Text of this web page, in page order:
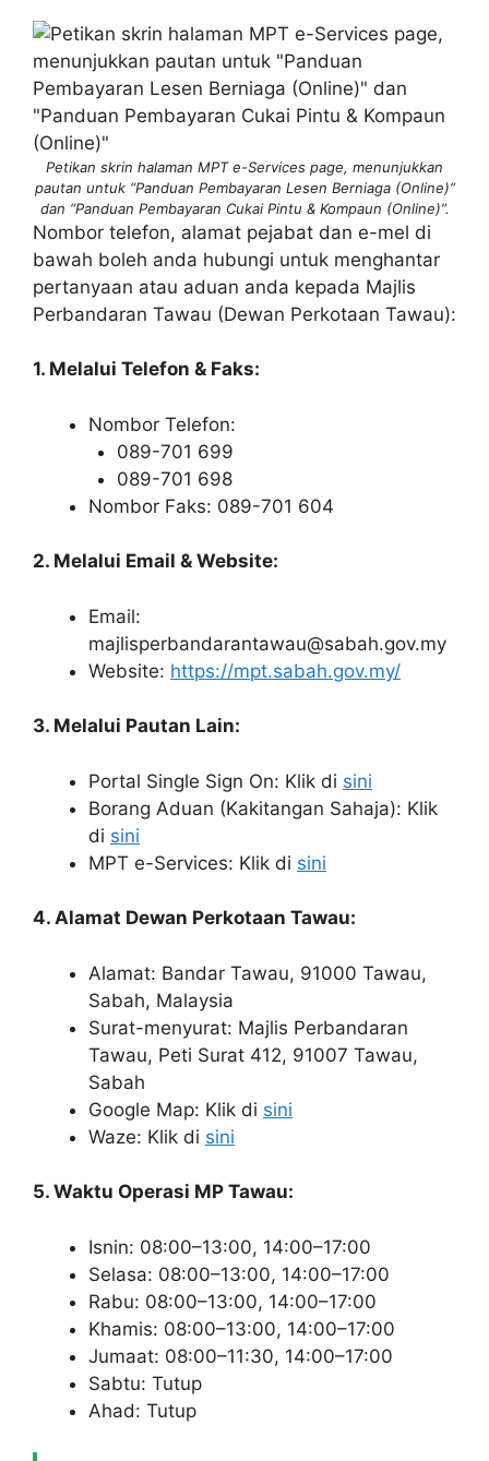
Petikan skrin halaman MPT e-Services page, menunjukkan
pautan untuk “Panduan Pembayaran Lesen Berniaga (Online)”
dan “Panduan Pembayaran Cukai Pintu & Kompaun (Online)”.
Nombor telefon, alamat pejabat dan e-mel di
bawah boleh anda hubungi untuk menghantar
pertanyaan atau aduan anda kepada Majlis
Perbandaran Tawau (Dewan Perkotaan Tawau):
1. Melalui Telefon & Faks:
Nombor Telefon:
089-701 699
089-701 698
Nombor Faks: 089-701 604
2. Melalui Email & Website:
Email:
majlisperbandarantawau@sabah.gov.my
Website: https://mpt.sabah.gov.my/
3. Melalui Pautan Lain:
Portal Single Sign On: Klik di sini
Borang Aduan (Kakitangan Sahaja): Klik
di sini
MPT e-Services: Klik di sini
4. Alamat Dewan Perkotaan Tawau:
Alamat: Bandar Tawau, 91000 Tawau,
Sabah, Malaysia
Surat-menyurat: Majlis Perbandaran
Tawau, Peti Surat 412, 91007 Tawau,
Sabah
Google Map: Klik di sini
Waze: Klik di sini
5. Waktu Operasi MP Tawau:
Isnin: 08:00–13:00, 14:00–17:00
Selasa: 08:00–13:00, 14:00–17:00
Rabu: 08:00–13:00, 14:00–17:00
Khamis: 08:00–13:00, 14:00–17:00
Jumaat: 08:00–11:30, 14:00–17:00
Sabtu: Tutup
Ahad: Tutup